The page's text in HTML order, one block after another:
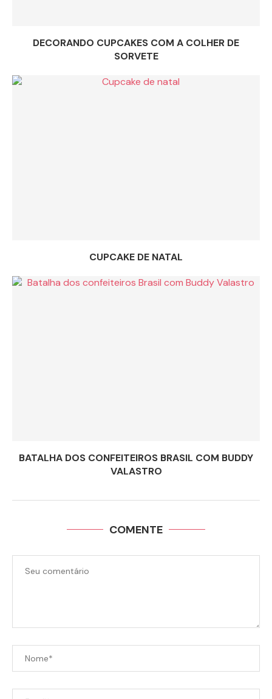
DECORANDO CUPCAKES COM A COLHER DE
SORVETE
CUPCAKE DE NATAL
BATALHA DOS CONFEITEIROS BRASIL COM BUDDY
VALASTRO
COMENTE